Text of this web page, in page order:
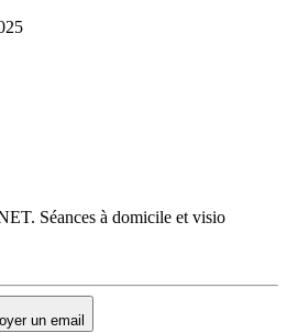
Séances à domicile et visio
un email